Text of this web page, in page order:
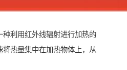
利用红外线辐射进行加热的
热量集中在加热物体上，从